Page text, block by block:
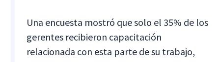
Una encuesta mostró que solo el 35% de los
gerentes recibieron capacitación
relacionada con esta parte de su trabajo,